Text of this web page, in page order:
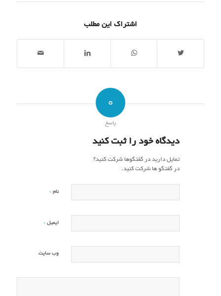
اشتراک این مطلب
0
پاسخ
دیدگاه خود را ثبت کنید
تمایل دارید در گفتگوها شرکت کنید؟
در گفتگو ها شرکت کنید.
نام *
ایمیل *
وب‌ سایت